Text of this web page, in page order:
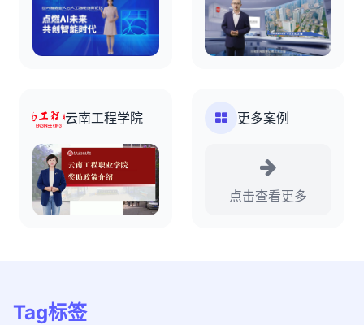
云南工程学院 更多案例
点击查看更多
Tag标签